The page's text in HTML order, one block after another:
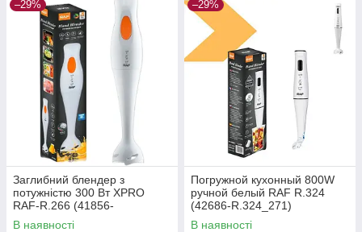
–29%
Заглибний блендер з
потужністю 300 Вт XPRO
RAF-R.266 (41856-
R.266_287)
В наявності
–29%
Погружной кухонный 800W
ручной белый RAF R.324
(42686-R.324_271)
В наявності